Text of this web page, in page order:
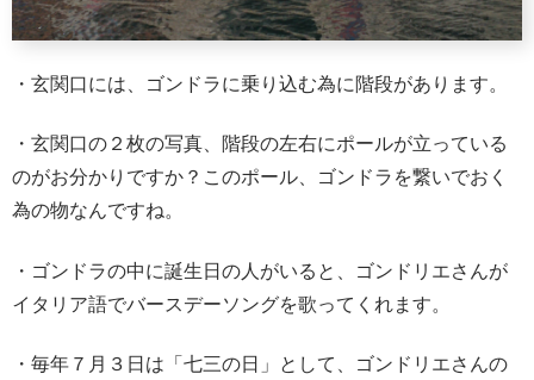
・玄関口には、ゴンドラに乗り込む為に階段があります。
・玄関口の２枚の写真、階段の左右にポールが立っている
のがお分かりですか？このポール、ゴンドラを繋いでおく
為の物なんですね。
・ゴンドラの中に誕生日の人がいると、ゴンドリエさんが
イタリア語でバースデーソングを歌ってくれます。
・毎年７月３日は「七三の日」として、ゴンドリエさんの